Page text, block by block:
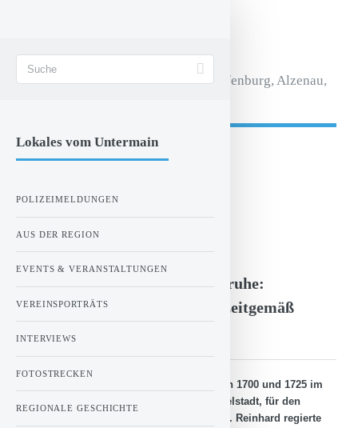
STADT AKTIVMagazin für Aschaffenburg, Alzenau,
- Anzeige -
Das Hanauer Schloss Philippsruhe:
Tradition, Kunst und Kultur zeitgemäß
erleben
Das Schloss Philippsruhe wurde zwischen 1700 und 1725 im
Westen der Stadt Hanau, genauer in Kesselstadt, für den
Hanauer Grafen Philipp Reinhard errichtet. Reinhard regierte
Lokales vom Untermain
POLIZEIMELDUNGEN
AUS DER REGION
EVENTS & VERANSTALTUNGEN
VEREINSPORTRÄTS
INTERVIEWS
FOTOSTRECKEN
REGIONALE GESCHICHTE